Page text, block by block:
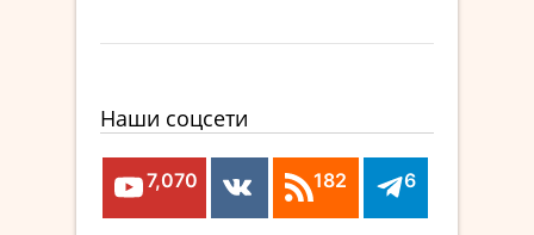
Наши соцсети
7,070 182 6